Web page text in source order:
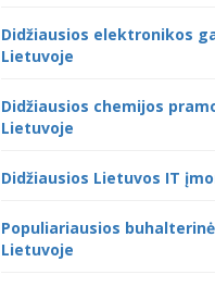
Didžiausios elektronikos
Lietuvoje
Didžiausios chemijos
Lietuvoje
Didžiausios Lietuvos IT
Populiariausios
Lietuvoje